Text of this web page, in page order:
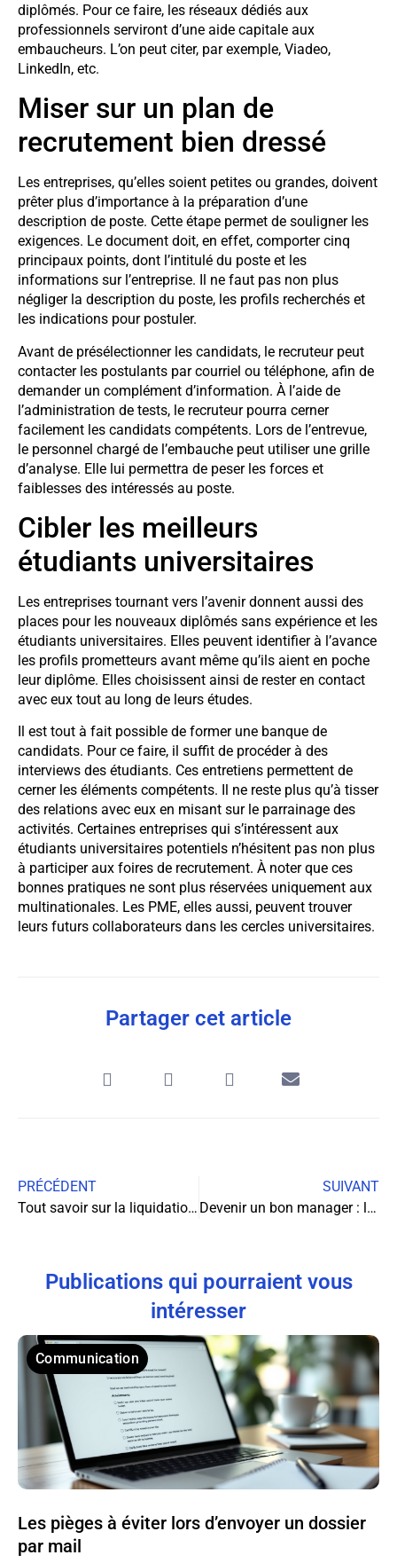
diplômés. Pour ce faire, les réseaux dédiés aux
professionnels serviront d’une aide capitale aux
embaucheurs. L’on peut citer, par exemple, Viadeo,
LinkedIn, etc.
Miser sur un plan de
recrutement bien dressé
Les entreprises, qu’elles soient petites ou grandes, doivent
prêter plus d’importance à la préparation d’une
description de poste. Cette étape permet de souligner les
exigences. Le document doit, en effet, comporter cinq
principaux points, dont l’intitulé du poste et les
informations sur l’entreprise. Il ne faut pas non plus
négliger la description du poste, les profils recherchés et
les indications pour postuler.
Avant de présélectionner les candidats, le recruteur peut
contacter les postulants par courriel ou téléphone, afin de
demander un complément d’information. À l’aide de
l’administration de tests, le recruteur pourra cerner
facilement les candidats compétents. Lors de l’entrevue,
le personnel chargé de l’embauche peut utiliser une grille
d’analyse. Elle lui permettra de peser les forces et
faiblesses des intéressés au poste.
Cibler les meilleurs
étudiants universitaires
Les entreprises tournant vers l’avenir donnent aussi des
places pour les nouveaux diplômés sans expérience et les
étudiants universitaires. Elles peuvent identifier à l’avance
les profils prometteurs avant même qu’ils aient en poche
leur diplôme. Elles choisissent ainsi de rester en contact
avec eux tout au long de leurs études.
Il est tout à fait possible de former une banque de
candidats. Pour ce faire, il suffit de procéder à des
interviews des étudiants. Ces entretiens permettent de
cerner les éléments compétents. Il ne reste plus qu’à tisser
des relations avec eux en misant sur le parrainage des
activités. Certaines entreprises qui s’intéressent aux
étudiants universitaires potentiels n’hésitent pas non plus
à participer aux foires de recrutement. À noter que ces
bonnes pratiques ne sont plus réservées uniquement aux
multinationales. Les PME, elles aussi, peuvent trouver
leurs futurs collaborateurs dans les cercles universitaires.
Partager cet article
PRÉCÉDENT
Tout savoir sur la liquidation d’une EURL
SUIVANT
Devenir un bon manager : les manières d’agir au quotidien
Publications qui pourraient vous
intéresser
Communication
Les pièges à éviter lors d’envoyer un dossier
par mail